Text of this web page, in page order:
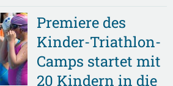
Premiere des
Kinder-Triathlon-
Camps startet mit
20 Kindern in die